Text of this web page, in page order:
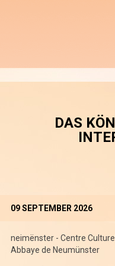
DAS
09 SEPTEMBER 2026
neimënster - Centre
Abbaye de Neumünster